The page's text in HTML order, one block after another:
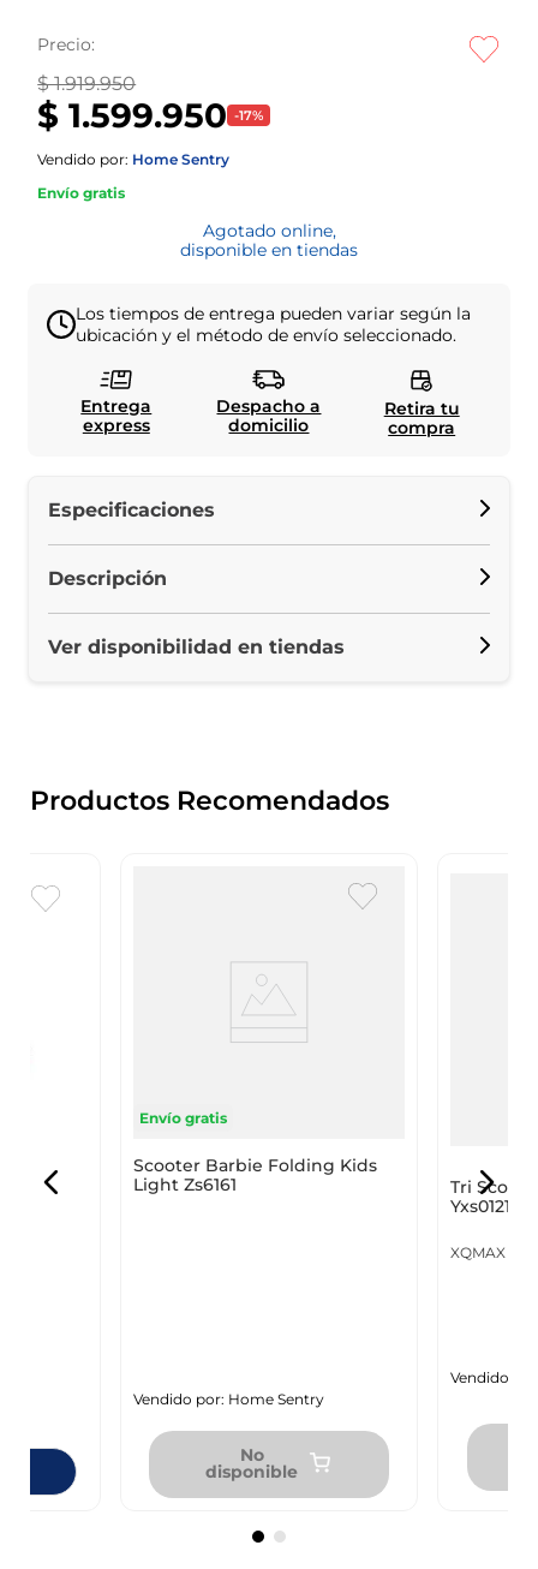
Precio:
$ 1.919.950
$ 1.599.950 -17%
Vendido por: Home Sentry
Envío gratis
Agotado online,
disponible en tiendas
Los tiempos de entrega pueden variar según la
ubicación y el método de envío seleccionado.
Entrega
express
Despacho a
domicilio
Retira tu
compra
Especificaciones
Descripción
Ver disponibilidad en tiendas
Productos Recomendados
Envío gratis
Scooter Barbie Folding Kids
Light Zs6161
Vendido por: Home Sentry
No
disponible
Tri
XQMAX
Vendido